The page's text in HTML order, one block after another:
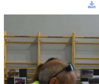
Parcours
Résultats
Devenez bénévoles